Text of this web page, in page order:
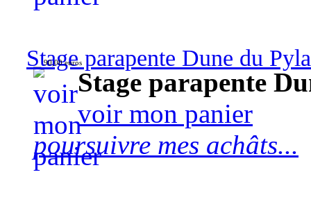
Stage parapente Dune du
90,00 euros
Stage parapente
voir mon panier
poursuivre mes achâts...